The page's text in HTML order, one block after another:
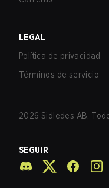
LEGAL
Política de privacidad
Términos de servicio
2026 Sidledes AB.
SEGUIR